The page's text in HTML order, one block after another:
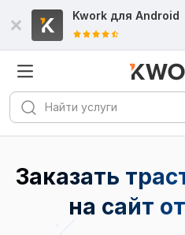
Kwork для Android
Заказать
на сайт